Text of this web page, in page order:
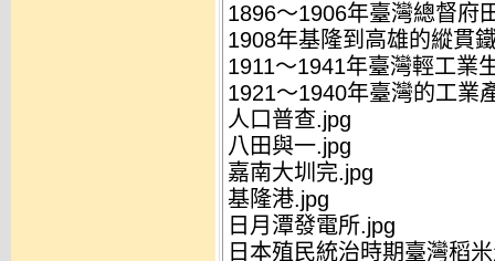
1896～1906年臺灣總督府
1908年基隆到高雄的縱貫
1911～1941年臺灣輕工業
1921～1940年臺灣的工業
人口普查.jpg
八田與一.jpg
嘉南大圳完.jpg
基隆港.jpg
日月潭發電所.jpg
日本殖民統治時期臺灣稻